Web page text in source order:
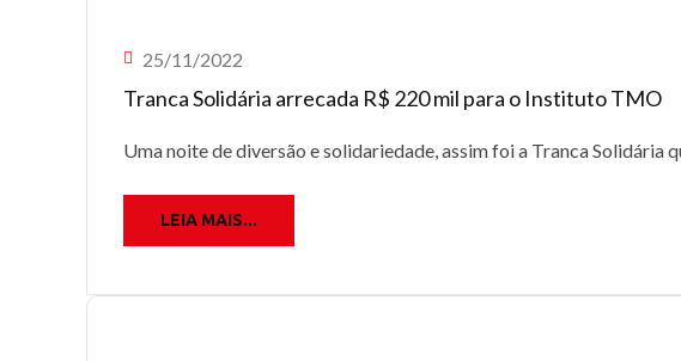
25/11/2022
Tranca Solidária arrecada R$ 220 mil para o Instituto TMO
Uma noite de diversão e solidariedade, assim foi a Tranca Solidária
LEIA MAIS...